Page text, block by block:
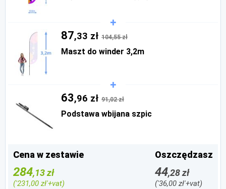
87,33 zł 104,55 zł
Maszt do winder 3,2m
63,96 zł 91,02 zł
Podstawa wbijana szpic
Cena w zestawie
284,13 zł
('231,00 zł'+vat)
Oszczędzasz
44,28 zł
('36,00 zł'+vat)